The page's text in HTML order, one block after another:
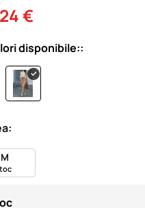
24 €
disponibile::